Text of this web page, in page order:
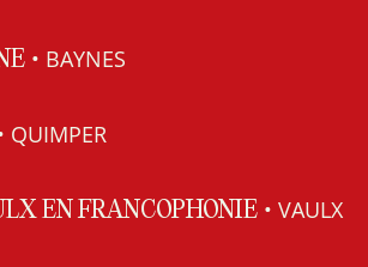
• BAYNES
QUIMPER
EN FRANCOPHONIE • VAULX